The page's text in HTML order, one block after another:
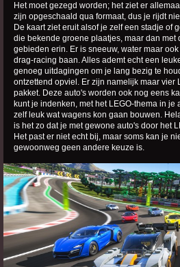
Het moet gezegd worden; het ziet er
zijn opgeschaald qua formaat, dus je rijdt
De kaart ziet eruit alsof je zelf een stadje of
die bekende groene plaatjes, maar dan met
gebieden erin. Er is sneeuw, water maar
drag-racing baan. Alles ademt echt een
genoeg uitdagingen om je lang bezig te
ontzettend opviel. Er zijn namelijk maar vier
pakket. Deze auto's worden ook nog eens
kunt je indenken, met het LEGO-thema in je
zelf leuk wat wagens kon gaan bouwen.
is het zo dat je met gewone auto's door het
Het past er niet echt bij, maar soms kan je
gewoonweg geen andere keuze is.